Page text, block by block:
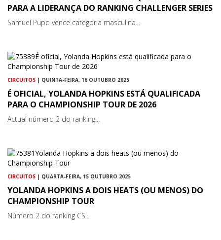
PARA A LIDERANÇA DO RANKING CHALLENGER SERIES
Samuel Pupo vence categoria masculina...
CIRCUITOS | QUINTA-FEIRA, 16 OUTUBRO 2025
É OFICIAL, YOLANDA HOPKINS ESTÁ QUALIFICADA
PARA O CHAMPIONSHIP TOUR DE 2026
Actual número 2 do ranking...
CIRCUITOS | QUARTA-FEIRA, 15 OUTUBRO 2025
YOLANDA HOPKINS A DOIS HEATS (OU MENOS) DO
CHAMPIONSHIP TOUR
Número 2 do ranking CS...